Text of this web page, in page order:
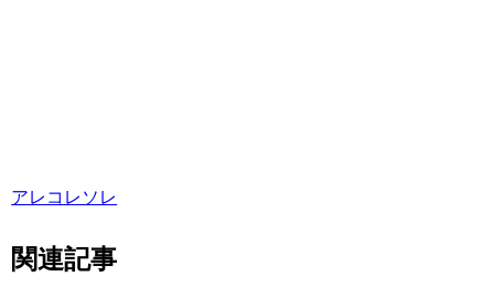
アレコレソレ
関連記事